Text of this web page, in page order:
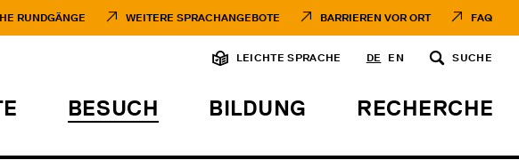
RUNDGÄNGE WEITERE SPRACHANGEBOTE BARRIEREN VOR ORT FAQ
LEICHTE SPRACHE DE EN SUCHE
BESUCH BILDUNG RECHERCHE